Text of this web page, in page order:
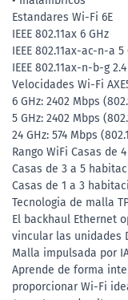
Estandares Wi-Fi 6E
IEEE 802.11ax 6 GHz
IEEE 802.11ax-ac-n-a 5
IEEE 802.11ax-n-b-g
Velocidades Wi-Fi
6 GHz: 2402 Mbps
5 GHz: 2402 Mbps
24 GHz: 574 Mbps
Rango WiFi Casas de
Casas de 3 a 5
Casas de 1 a 3
Tecnologia de malla
El backhaul Ethernet
vincular las unidades
Malla impulsada por
Aprende de forma
proporcionar Wi-Fi